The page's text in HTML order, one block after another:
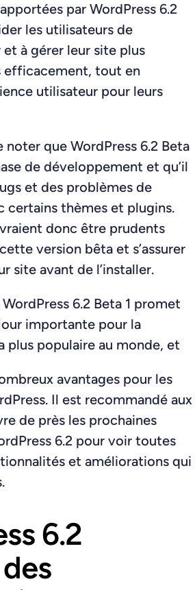
par WordPress 6.2
les utilisateurs de
et à gérer leur site plus
tout en
utilisateur pour leurs
que WordPress 6.2 Beta
de développement et qu’il
et des problèmes de
thèmes et plugins.
donc être prudents
version bêta et s’assurer
site avant de l’installer.
6.2 Beta 1 promet
importante pour la
plus populaire au monde, et
avantages pour les
Il est recommandé aux
de près les prochaines
6.2 pour voir toutes
et améliorations qui
6.2